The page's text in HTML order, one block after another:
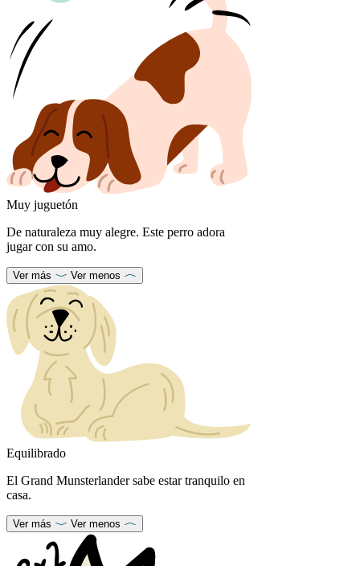
Muy juguetón
De naturaleza muy alegre. Este perro adora
jugar con su amo.
Ver más Ver menos
Equilibrado
El Grand Munsterlander sabe estar tranquilo en
casa.
Ver más Ver menos